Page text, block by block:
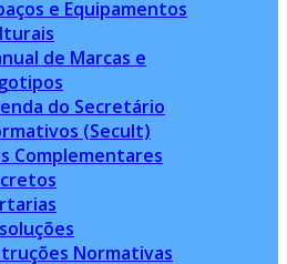
e Equipamentos
de Marcas e
do Secretário
(Secult)
Complementares
Normativas